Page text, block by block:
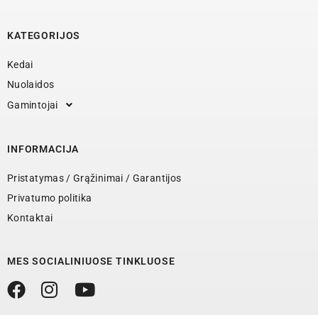
KATEGORIJOS
Kedai
Nuolaidos
Gamintojai
INFORMACIJA
Pristatymas / Grąžinimai / Garantijos
Privatumo politika
Kontaktai
MES SOCIALINIUOSE TINKLUOSE